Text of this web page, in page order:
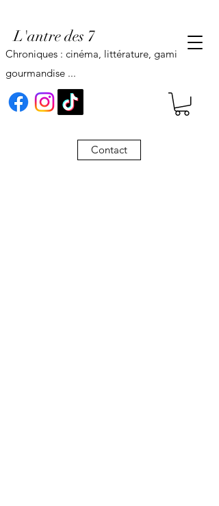
L'antre des 7
Contact
Chroniques : cinéma, littérature, gaming,
gourmandise ...